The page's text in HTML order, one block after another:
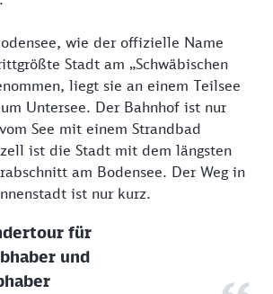
wie der offizielle Name
Stadt am „Schwäbischen
liegt sie an einem Teilsee
Untersee. Der Bahnhof ist nur
See mit einem Strandbad
ist die Stadt mit dem längsten
am Bodensee. Der Weg in
ist nur kurz.
für
und